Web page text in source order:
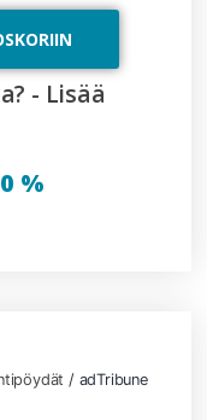
- Lisää
%
/ adTribune